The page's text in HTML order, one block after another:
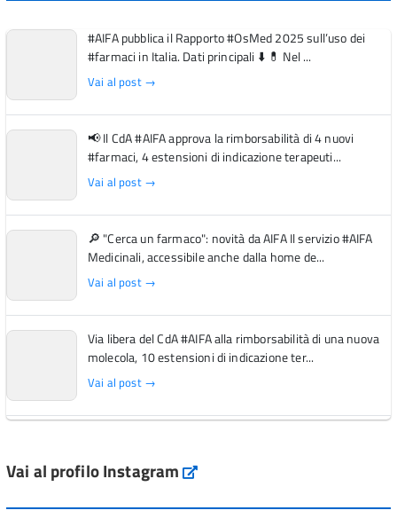
#AIFA pubblica il Rapporto #OsMed 2025 sull’uso dei
#farmaci in Italia. Dati principali ⬇️ 💊 Nel ...
Vai al post →
📢 Il CdA #AIFA approva la rimborsabilità di 4 nuovi
#farmaci, 4 estensioni di indicazione terapeuti...
Vai al post →
🔎 "Cerca un farmaco": novità da AIFA Il servizio #AIFA
Medicinali, accessibile anche dalla home de...
Vai al post →
Via libera del CdA #AIFA alla rimborsabilità di una nuova
molecola, 10 estensioni di indicazione ter...
Vai al post →
Vai al post →
Vai al profilo Instagram Instagram